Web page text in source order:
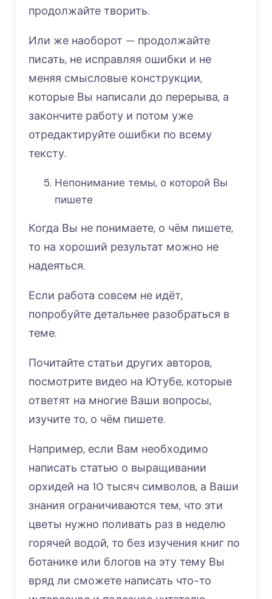
продолжайте творить.
Или же наоборот — продолжайте
писать, не исправляя ошибки и не
меняя смысловые конструкции,
которые Вы написали до перерыва, а
закончите работу и потом уже
отредактируйте ошибки по всему
тексту.
Непонимание темы, о которой Вы
пишете
Когда Вы не понимаете, о чём пишете,
то на хороший результат можно не
надеяться.
Если работа совсем не идёт,
попробуйте детальнее разобраться в
теме.
Почитайте статьи других авторов,
посмотрите видео на Ютубе, которые
ответят на многие Ваши вопросы,
изучите то, о чём пишете.
Например, если Вам необходимо
написать статью о выращивании
орхидей на 10 тысяч символов, а Ваши
знания ограничиваются тем, что эти
цветы нужно поливать раз в неделю
горячей водой, то без изучения книг по
ботанике или блогов на эту тему Вы
вряд ли сможете написать что-то